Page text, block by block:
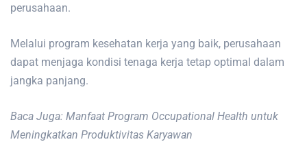
perusahaan.
Melalui program kesehatan kerja yang baik, perusahaan
dapat menjaga kondisi tenaga kerja tetap optimal dalam
jangka panjang.
Baca Juga: Manfaat Program Occupational Health untuk
Meningkatkan Produktivitas Karyawan